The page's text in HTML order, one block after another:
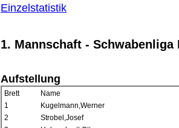
Einzelstatistik
1. Mannschaft - Schwabenliga
Aufstellung
Brett
Name
1
Kugelmann,Werner
2
Strobel,Josef